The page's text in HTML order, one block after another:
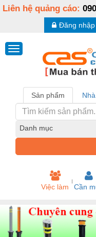
Liên hệ quảng cáo:
Đăng nhập
Sản phẩm
Danh mục
Việc làm Cần